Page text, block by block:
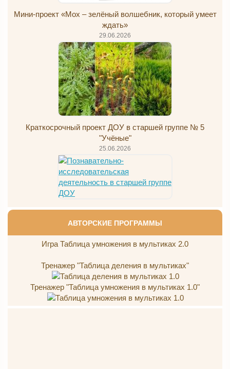
Мини-проект «Мох – зелёный волшебник, который умеет
ждать»
29.06.2026
Краткосрочный проект ДОУ в старшей группе № 5
"Учёные"
25.06.2026
АВТОРСКИЕ ПРОГРАММЫ
Игра Таблица умножения в мультиках 2.0
Тренажер "Таблица деления в мультиках"
Тренажер "Таблица умножения в мультиках 1.0"